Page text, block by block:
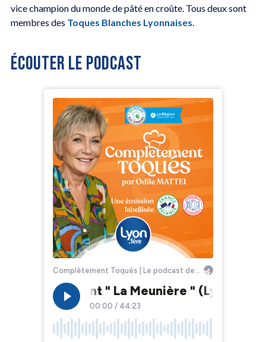
vice champion du monde de pâté en croûte. Tous deux sont
membres des Toques Blanches Lyonnaises.
ÉCOUTER LE PODCAST